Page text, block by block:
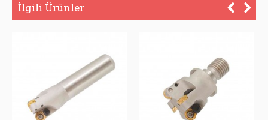
İlgili Ürünler